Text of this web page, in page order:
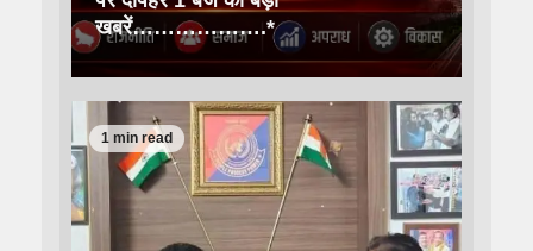
खबरें……………….*
1 min read